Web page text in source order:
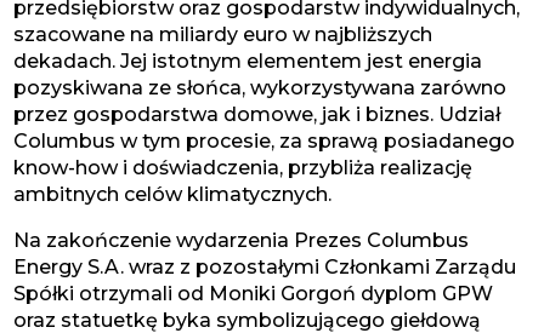
przedsiębiorstw oraz gospodarstw indywidualnych,
szacowane na miliardy euro w najbliższych
dekadach. Jej istotnym elementem jest energia
pozyskiwana ze słońca, wykorzystywana zarówno
przez gospodarstwa domowe, jak i biznes. Udział
Columbus w tym procesie, za sprawą posiadanego
know-how i doświadczenia, przybliża realizację
ambitnych celów klimatycznych.
Na zakończenie wydarzenia Prezes Columbus
Energy S.A. wraz z pozostałymi Członkami Zarządu
Spółki otrzymali od Moniki Gorgoń dyplom GPW
oraz statuetkę byka symbolizującego giełdową